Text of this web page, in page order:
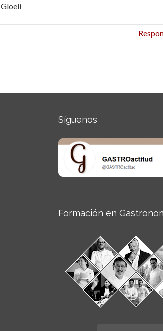
Gloeli
Síguenos
Formación en